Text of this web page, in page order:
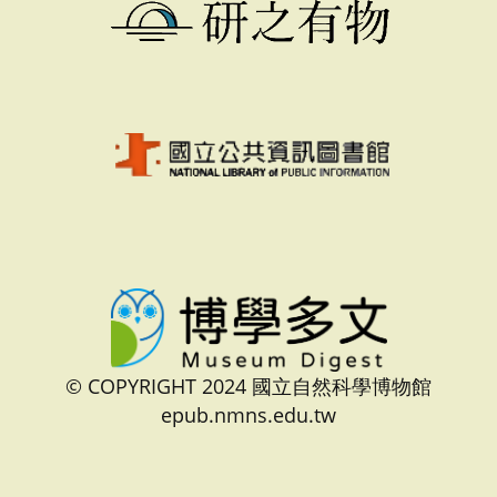
© COPYRIGHT 2024 國立自然科學博物館
epub.nmns.edu.tw